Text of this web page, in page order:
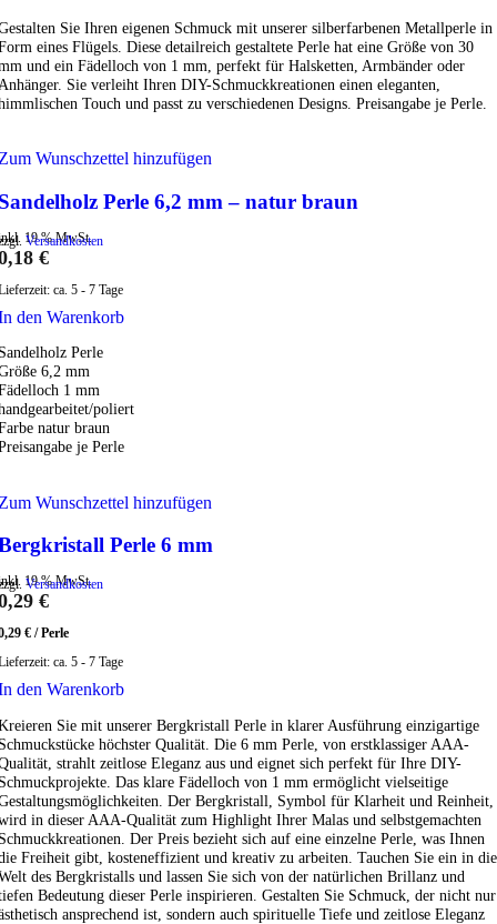
Sie Ihren eigenen Schmuck mit unserer silberfarbenen Metallperle in
eines Flügels. Diese detailreich gestaltete Perle hat eine Größe von 30
und ein Fädelloch von 1 mm, perfekt für Halsketten, Armbänder oder
Sie verleiht Ihren DIY-Schmuckkreationen einen eleganten,
Touch und passt zu verschiedenen Designs. Preisangabe je Perle.
Wunschzettel hinzufügen
Perle 6,2 mm – natur braun
19 % MwSt.
Versandkosten
€
ca. 5 - 7 Tage
den Warenkorb
Perle
6,2 mm
1 mm
poliert
natur braun
je Perle
Wunschzettel hinzufügen
Perle 6 mm
19 % MwSt.
Versandkosten
€
€ /Perle
ca. 5 - 7 Tage
den Warenkorb
Sie mit unserer Bergkristall Perle in klarer Ausführung einzigartige
höchster Qualität. Die 6 mm Perle, von erstklassiger AAA-
strahlt zeitlose Eleganz aus und eignet sich perfekt für Ihre DIY-
Das klare Fädelloch von 1 mm ermöglicht vielseitige
Der Bergkristall, Symbol für Klarheit und Reinheit,
in dieser AAA-Qualität zum Highlight Ihrer Malas und selbstgemachten
Der Preis bezieht sich auf eine einzelne Perle, was Ihnen
Freiheit gibt, kosteneffizient und kreativ zu arbeiten. Tauchen Sie ein in die
des Bergkristalls und lassen Sie sich von der natürlichen Brillanz und
Bedeutung dieser Perle inspirieren. Gestalten Sie Schmuck, der nicht nur
ansprechend ist, sondern auch spirituelle Tiefe und zeitlose Eleganz